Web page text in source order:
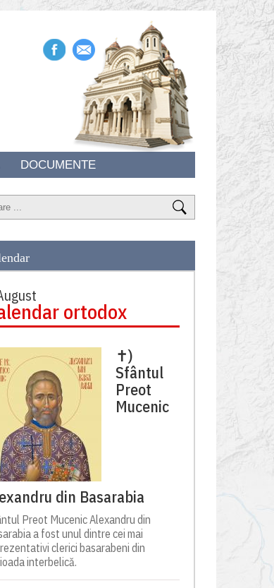
DOCUMENTE
ortodox
✝)
Sfântul
Preot
Mucenic
din Basarabia
Preot Mucenic Alexandru din
a fost unul dintre cei mai
clerici basarabeni din
interbelică.